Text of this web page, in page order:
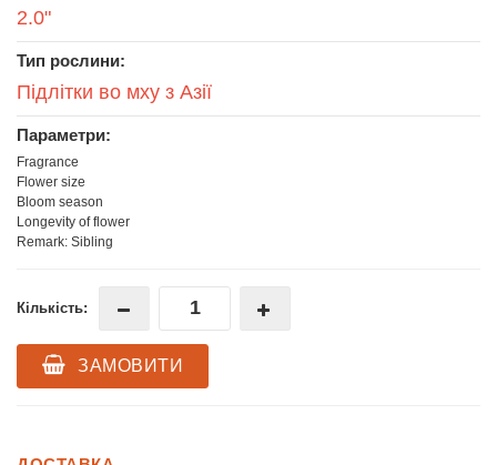
2.0"
Тип рослини:
Підлітки во мху з Азії
Параметри:
Fragrance
Flower size
Bloom season
Longevity of flower
Remark: Sibling
Кількість:
ЗАМОВИТИ